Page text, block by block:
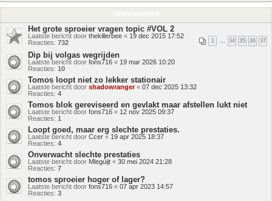
Het grote sproeier vragen topic #VOL 2
Laatste bericht door thekillerbee « 19 dec 2015 17:52
Reacties: 732 1 … 34 35 36 37
Dip bij volgas wegrijden
Laatste bericht door fons716 « 19 mar 2026 10:20
Reacties: 10
Tomos loopt niet zo lekker stationair
Laatste bericht door shadowranger« 07 dec 2025 13:32
Reacties: 4
Tomos blok gereviseerd en gevlakt maar afstellen lukt niet
Laatste bericht door fons716 « 12 nov 2025 09:37
Reacties: 1
Loopt goed, maar erg slechte prestaties.
Laatste bericht door Ccer « 19 apr 2025 18:37
Reacties: 4
Onverwacht slechte prestaties
Laatste bericht door Mleguijt « 30 mei 2024 21:28
Reacties: 7
tomos sproeier hoger of lager?
Laatste bericht door fons716 « 07 apr 2023 14:57
Reacties: 3